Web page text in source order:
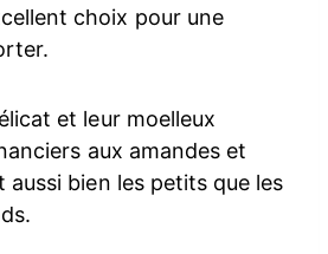
choix pour une
et leur moelleux
aux amandes et
bien les petits que les